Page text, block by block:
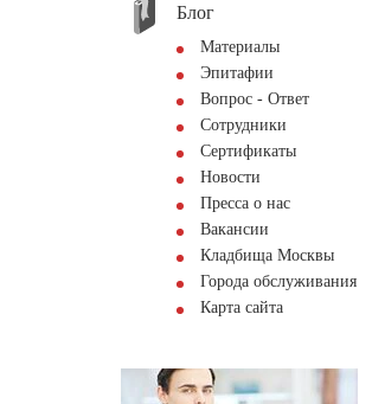
Блог
Материалы
Эпитафии
Вопрос - Ответ
Сотрудники
Сертификаты
Новости
Пресса о нас
Вакансии
Кладбища Москвы
Города обслуживания
Карта сайта